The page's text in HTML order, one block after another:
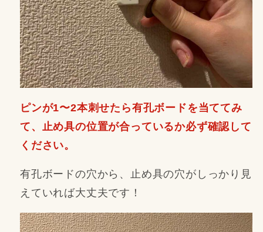
ピンが1〜2本刺せたら有孔ボードを当ててみ
て、止め具の位置が合っているか必ず確認して
ください。
有孔ボードの穴から、止め具の穴がしっかり見
えていれば大丈夫です！